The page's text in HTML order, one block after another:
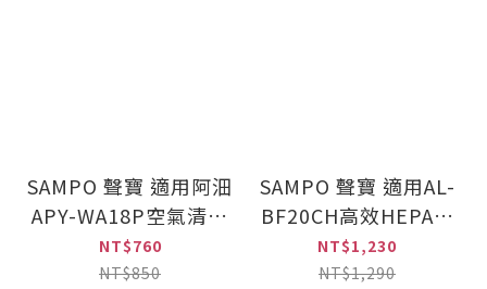
SAMPO 聲寶 適用阿沺
APY-WA18P空氣清淨
(A-FWA18P-C)
NT$760
NT$850
SAMPO 聲寶 適用AL-
BF20CH高效HEPA濾
網濾芯+活性碳濾綿濾
網(AL-12BD)
NT$1,230
NT$1,290